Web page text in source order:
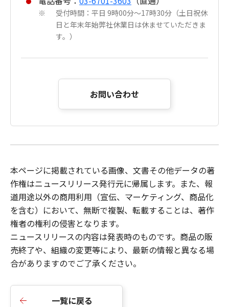
※
受付時間：平日 9時00分～17時30分（土日祝休
日と年末年始弊社休業日は休ませていただきま
す。）
お問い合わせ
本ページに掲載されている画像、文書その他データの著
作権はニュースリリース発行元に帰属します。また、報
道用途以外の商用利用（宣伝、マーケティング、商品化
を含む）において、無断で複製、転載することは、著作
権者の権利の侵害となります。
ニュースリリースの内容は発表時のものです。商品の販
売終了や、組織の変更等により、最新の情報と異なる場
合がありますのでご了承ください。
一覧に戻る